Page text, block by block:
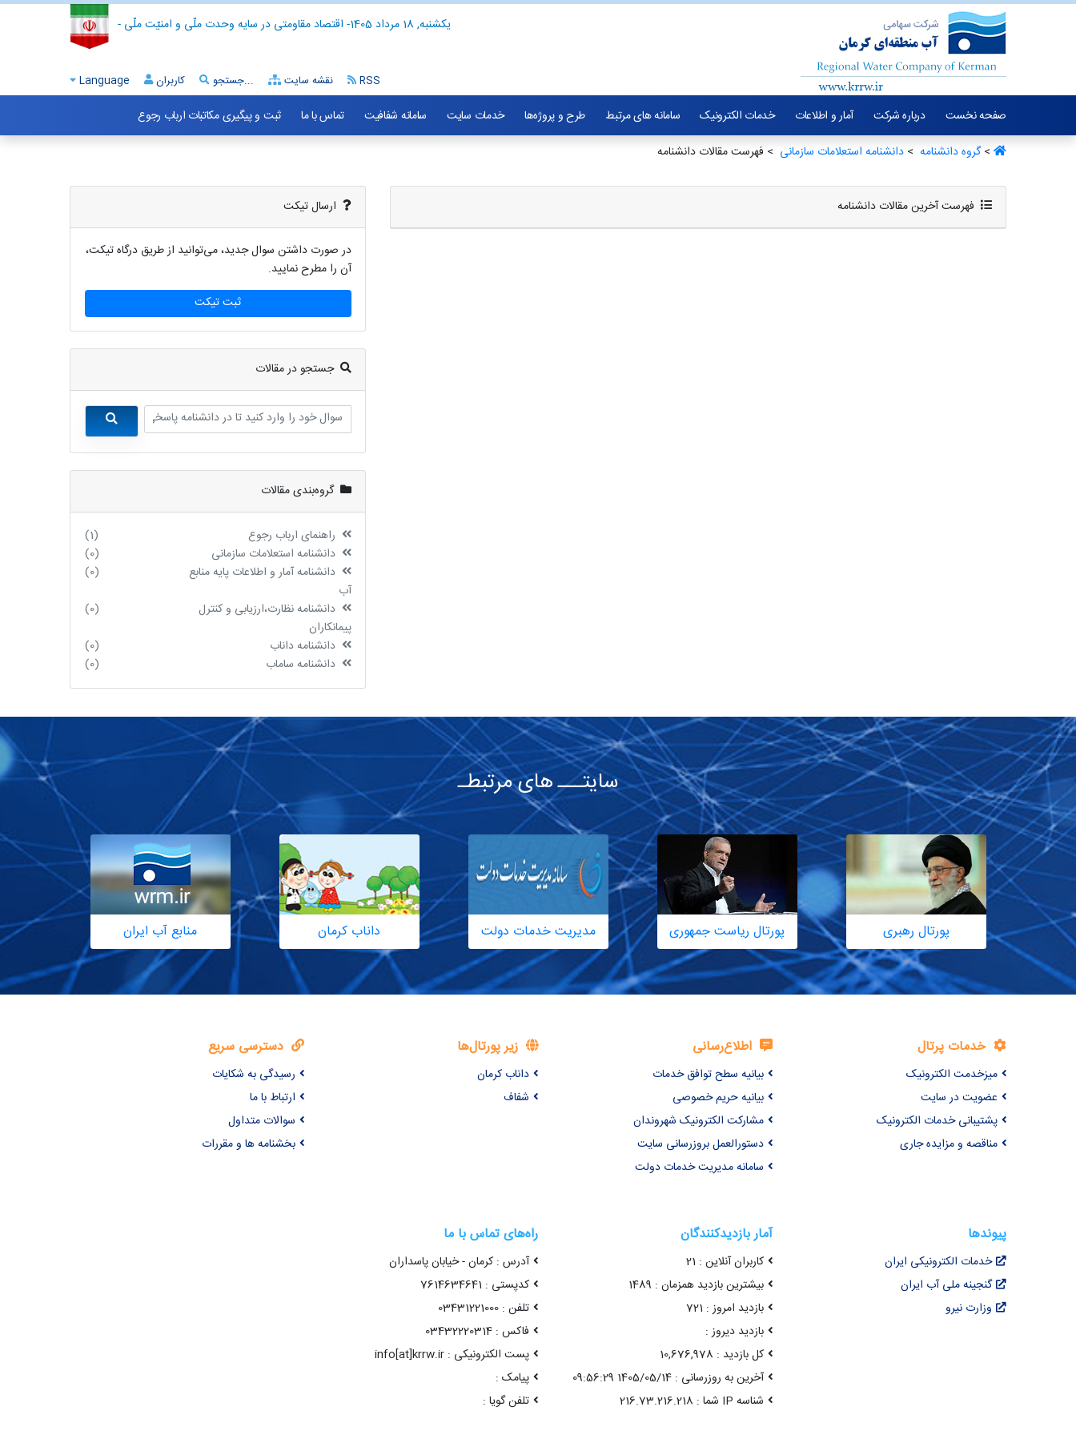
- اقتصاد مقاومتی در سایه وحدت ملّی و امنیّت ملّی - یکشنبه, 18 مرداد 1405
Language کاربران جستجو... نقشه سایت RSS
صفحه نخست درباره شرکت آمار و اطلاعات خدمات الکترونیک سامانه های مرتبط طرح و پروژه‌ها خدمات سایت سامانه شفافیت تماس با ما
ثبت و پیگیری مکاتبات ارباب رجوع
>گروه دانشنامه ‏ > دانشنامه استعلامات سازمانی ‏ > فهرست مقالات دانشنامه
فهرست آخرین مقالات دانشنامه ارسال تیکت
در صورت داشتن سوال جدید، می‌توانید از طریق درگاه تیکت،
آن را مطرح نمایید.
ثبت تیکت
جستجو در مقالات
گروه‌بندی مقالات
راهنمای ارباب رجوع
(1)
دانشنامه استعلامات سازمانی
(0)
دانشنامه آمار و اطلاعات پایه منابع
آب
(0)
دانشنامه نظارت،ارزیابی و کنترل
پیمانکاران
(0)
دانشنامه داناب
(0)
دانشنامه ساماب
(0)
سایتـــ های مرتبطـ
پورتال رهبری پورتال ریاست جمهوری مدیریت خدمات دولت داناب کرمان منابع آب ایران
خدمات پرتال
میزخدمت الکترونیک
عضویت در سایت
پشتیبانی خدمات الکترونیک
مناقصه و مزایده جاری
اطلاع‌رسانی
بیانیه سطح توافق خدمات
بیانیه حریم خصوصی
مشارکت الکترونیک شهروندان
دستورالعمل بروزرسانی سایت
سامانه مدیریت خدمات دولت
زیر پورتال‌ها
داناب کرمان
شفاف
دسترسی سریع
رسیدگی به شکایات
ارتباط با ما
سوالات متداول
بخشنامه ها و مقررات
پیوندها
خدمات الکترونیکی ایران
گنجینه ملی آب ایران
وزارت نیرو
آمار بازدیدکنندگان
کاربران آنلاین : 21
بیشترین بازدید همزمان : 1489
بازدید امروز : 721
بازدید دیروز :
کل بازدید : 10,676,978
آخرین به روزرسانی : 1405/05/14 09:56:29
شناسه IP شما : 216.73.216.218
راه‌های تماس با ما
آدرس : کرمان - خیابان پاسداران
کدپستی : 7614634641
تلفن : 03431221000
فاکس : 03432220314
پست الکترونیکی : info[at]krrw.ir
پیامک :
تلفن گویا :